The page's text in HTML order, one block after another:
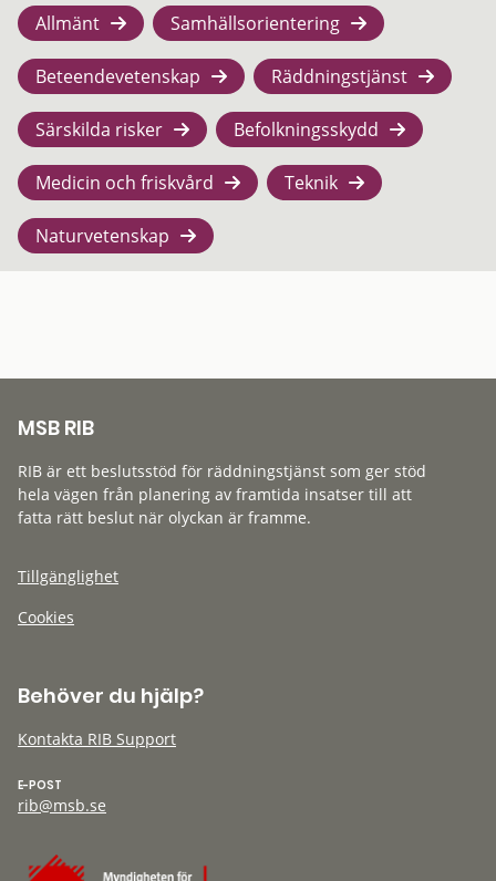
Allmänt Samhällsorientering
Beteendevetenskap Räddningstjänst
Särskilda risker Befolkningsskydd
Medicin och friskvård Teknik
Naturvetenskap
MSB RIB
RIB är ett beslutsstöd för räddningstjänst som ger stöd
hela vägen från planering av framtida insatser till att
fatta rätt beslut när olyckan är framme.
Tillgänglighet
Cookies
Behöver du hjälp?
Kontakta RIB Support
E-POST
rib@msb.se